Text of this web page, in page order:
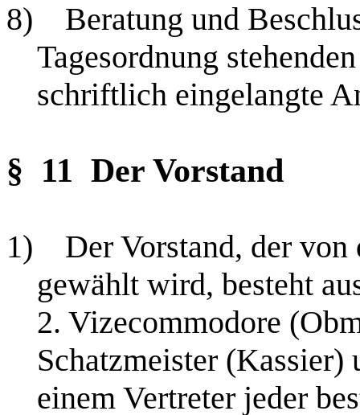
8)
Beratung und
Tagesordnung
schriftlich eingelangte
§ 11 Der Vorstand
1)
Der Vorstand, der
gewählt wird, besteht
2. Vizecommodore
Schatzmeister (Kassier)
einem Vertreter jeder